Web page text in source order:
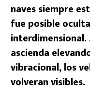
naves siempre
fue posible
ascienda
vibracional, los
volveran visibles.